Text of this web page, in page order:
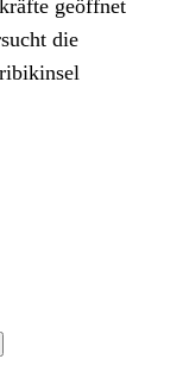
geöffnet
die